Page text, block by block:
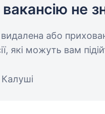
не
видалена або
які можуть вам